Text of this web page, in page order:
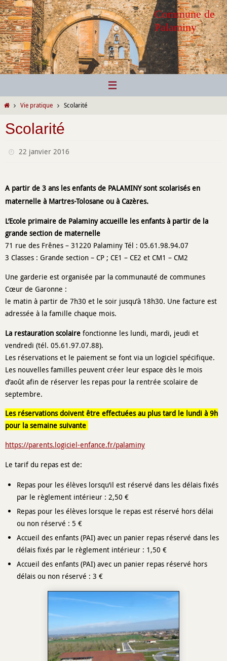
Passer
vers
le
contenu
Commune de
Palaminy
HomeVie pratique Scolarité
Scolarité
22 janvier 2016
A partir de 3 ans les enfants de PALAMINY sont scolarisés en
maternelle à Martres-Tolosane ou à Cazères.
L’Ecole primaire de Palaminy accueille les enfants à partir de la
grande section de maternelle
71 rue des Frênes – 31220 Palaminy Tél : 05.61.98.94.07
3 Classes : Grande section – CP ; CE1 – CE2 et CM1 – CM2
Une garderie est organisée par la communauté de communes
Cœur de Garonne :
le matin à partir de 7h30 et le soir jusqu’à 18h30. Une facture est
adressée à la famille chaque mois.
La restauration scolaire fonctionne les lundi, mardi, jeudi et
vendredi (tél. 05.61.97.07.88).
Les réservations et le paiement se font via un logiciel spécifique.
Les nouvelles familles peuvent créer leur espace dès le mois
d’août afin de réserver les repas pour la rentrée scolaire de
septembre.
Les réservations doivent être effectuées au plus tard le lundi à 9h
pour la semaine suivante
https://parents.logiciel-enfance.fr/palaminy
Le tarif du repas est de:
Repas pour les élèves lorsqu’il est réservé dans les délais fixés
par le règlement intérieur : 2,50 €
Repas pour les élèves lorsque le repas est réservé hors délai
ou non réservé : 5 €
Accueil des enfants (PAI) avec un panier repas réservé dans les
délais fixés par le règlement intérieur : 1,50 €
Accueil des enfants (PAI) avec un panier repas réservé hors
délais ou non réservé : 3 €